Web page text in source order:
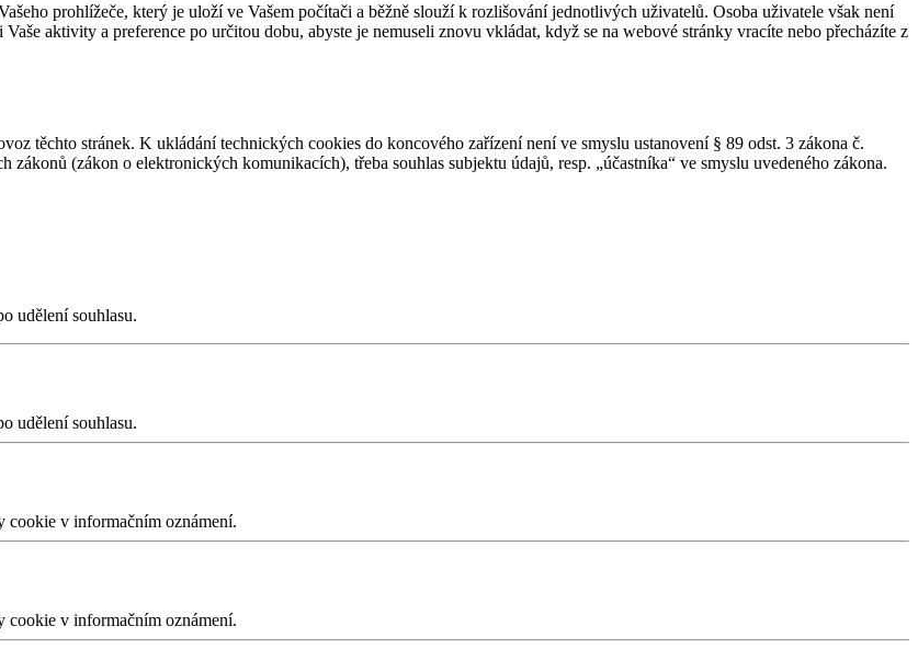
prohlížeče, který je uloží ve Vašem počítači a běžně slouží k rozlišování jednotlivých uživatelů. Osoba uživatele však není
aktivity a preference po určitou dobu, abyste je nemuseli znovu vkládat, když se na webové stránky vracíte nebo přecházíte z
těchto stránek. K ukládání technických cookies do koncového zařízení není ve smyslu ustanovení § 89 odst. 3 zákona č.
(zákon o elektronických komunikacích), třeba souhlas subjektu údajů, resp. „účastníka“ ve smyslu uvedeného zákona.
udělení souhlasu.
udělení souhlasu.
cookie v informačním oznámení.
cookie v informačním oznámení.